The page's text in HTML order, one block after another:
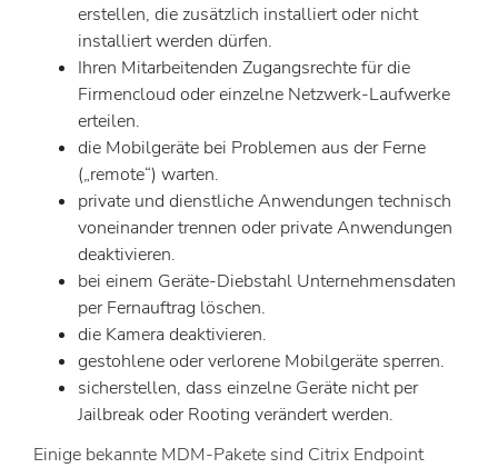
erstellen, die zusätzlich installiert oder nicht
installiert werden dürfen.
Ihren Mitarbeitenden Zugangsrechte für die
Firmencloud oder einzelne Netzwerk-Laufwerke
erteilen.
die Mobilgeräte bei Problemen aus der Ferne
(„remote“) warten.
private und dienstliche Anwendungen technisch
voneinander trennen oder private Anwendungen
deaktivieren.
bei einem Geräte-Diebstahl Unternehmensdaten
per Fernauftrag löschen.
die Kamera deaktivieren.
gestohlene oder verlorene Mobilgeräte sperren.
sicherstellen, dass einzelne Geräte nicht per
Jailbreak oder Rooting verändert werden.
Einige bekannte MDM-Pakete sind Citrix Endpoint